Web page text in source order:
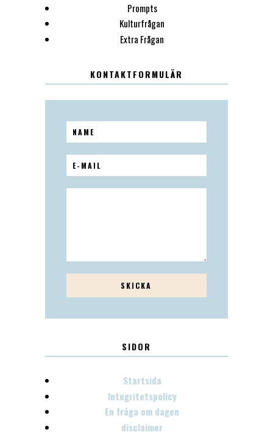
Prompts
Kulturfrågan
Extra Frågan
KONTAKTFORMULÄR
SIDOR
Startsida
Integritetspolicy
En fråga om dagen
disclaimer